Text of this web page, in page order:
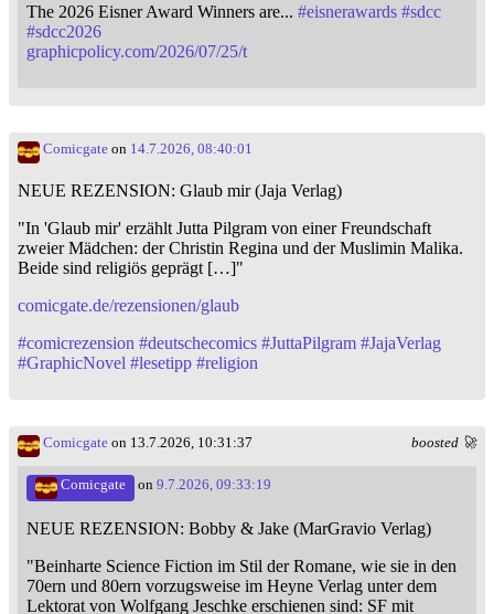
The 2026 Eisner Award Winners are... #eisnerawards #sdcc
#sdcc2026
graphicpolicy.com/2026/07/25/t
Comicgate on 14.7.2026, 08:40:01
NEUE REZENSION: Glaub mir (Jaja Verlag)
"In 'Glaub mir' erzählt Jutta Pilgram von einer Freundschaft
zweier Mädchen: der Christin Regina und der Muslimin Malika.
Beide sind religiös geprägt […]"
comicgate.de/rezensionen/glaub
#comicrezension #deutschecomics #JuttaPilgram #JajaVerlag
#GraphicNovel #lesetipp #religion
boosted 🚀
Comicgate on 13.7.2026, 10:31:37
Comicgate on 9.7.2026, 09:33:19
NEUE REZENSION: Bobby & Jake (MarGravio Verlag)
"Beinharte Science Fiction im Stil der Romane, wie sie in den
70ern und 80ern vorzugsweise im Heyne Verlag unter dem
Lektorat von Wolfgang Jeschke erschienen sind: SF mit